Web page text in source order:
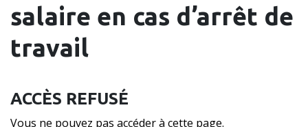
salaire en cas d’arrêt de
travail
ACCÈS REFUSÉ
Vous ne pouvez pas accéder à cette page.